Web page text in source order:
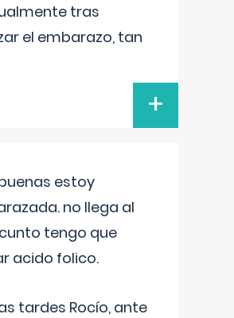
tras
el embarazo, tan
+
estoy
no llega al
tengo que
acido folico.
tardes Rocío, ante